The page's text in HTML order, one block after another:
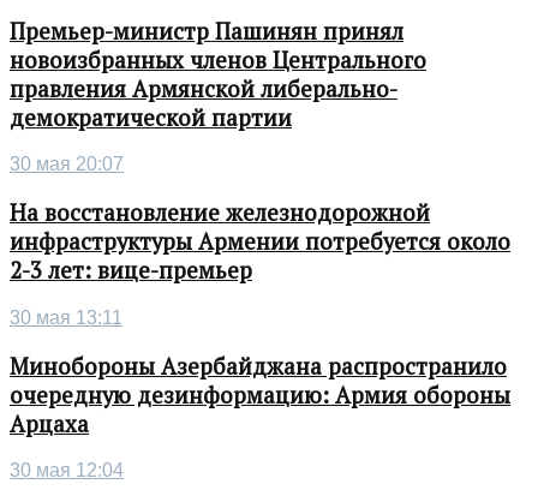
Премьер-министр Пашинян принял
новоизбранных членов Центрального
правления Армянской либерально-
демократической партии
30 мая 20:07
На восстановление железнодорожной
инфраструктуры Армении потребуется около
2-3 лет: вице-премьер
30 мая 13:11
Минобороны Азербайджана распространило
очередную дезинформацию: Армия обороны
Арцаха
30 мая 12:04